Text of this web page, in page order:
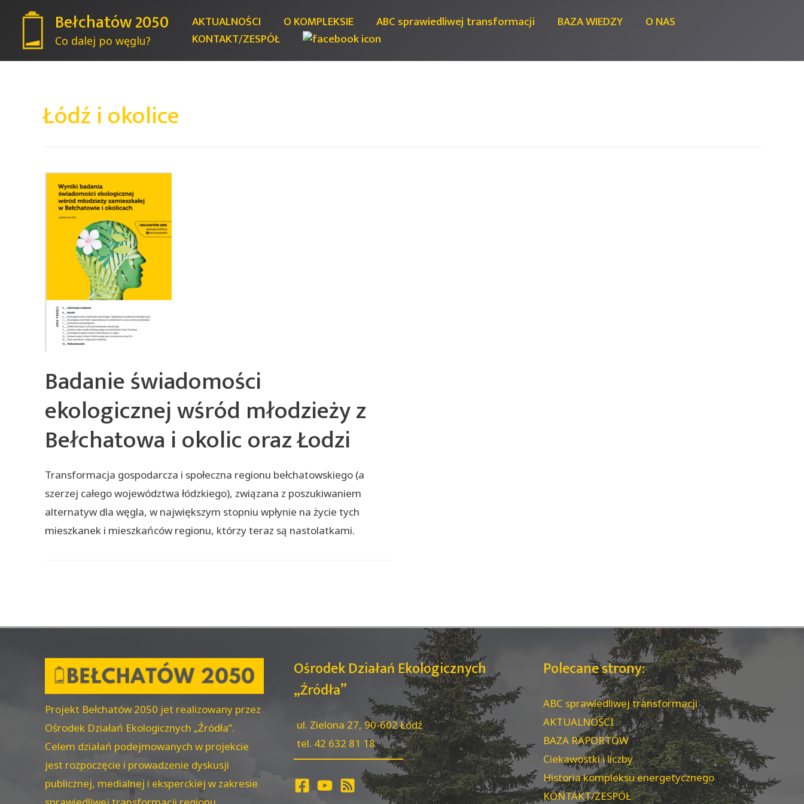
Bełchatów 2050
Co dalej po węglu?
AKTUALNOŚCI O KOMPLEKSIE ABC sprawiedliwej transformacji BAZA WIEDZY
O NAS
KONTAKT/ZESPÓŁ
Łódź i okolice
Badanie świadomości
ekologicznej wśród młodzieży z
Bełchatowa i okolic oraz Łodzi
Transformacja gospodarcza i społeczna regionu bełchatowskiego (a
szerzej całego województwa łódzkiego), związana z poszukiwaniem
alternatyw dla węgla, w największym stopniu wpłynie na życie tych
mieszkanek i mieszkańców regionu, którzy teraz są nastolatkami.
Projekt Bełchatów 2050 jet realizowany przez
Ośrodek Działań Ekologicznych „Źródła”.
Celem działań podejmowanych w projekcie
jest rozpoczęcie i prowadzenie dyskusji
publicznej, medialnej i eksperckiej w zakresie
Ośrodek Działań Ekologicznych
„Źródła”
ul. Zielona 27, 90-602 Łódź
tel. 42 632 81 18
Polecane strony:
ABC sprawiedliwej transformacji
AKTUALNOŚCI
BAZA RAPORTÓW
Ciekawostki i liczby
Historia kompleksu energetycznego
KONTAKT/ZESPÓŁ